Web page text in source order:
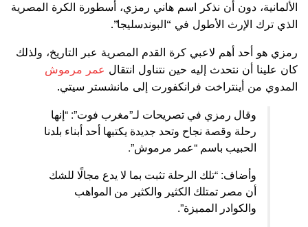
الألمانية، دون أن نذكر اسم هاني رمزي، أسطورة الكرة المصرية
الذي ترك الإرث الأطول في “البوندسليجا”.
رمزي هو أحد أهم لاعبي كرة القدم المصرية عبر التاريخ، ولذلك
كان علينا أن نتحدث إليه حين نتناول انتقال عمر مرموش
المدوي من أينتراخت فرانكفورت إلى مانشستر سيتي.
وقال رمزي في تصريحات لـ”مغرب فوت”: “إنها
رحلة وقصة نجاح وتحد جديدة يكتبها أحد أبناء بلدنا
الحبيب باسم “عمر مرموش”.
وأضاف: “تلك الرحلة تثبت بما لا يدع مجالًا للشك
أن مصر تمتلك الكثير والكثير من المواهب
والكوادر المميزة”.